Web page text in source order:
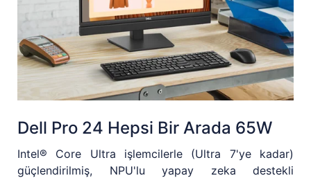
Dell Pro 24 Hepsi Bir Arada 65W
Intel® Core Ultra işlemcilerle (Ultra 7'ye kadar)
güçlendirilmiş, NPU'lu yapay zeka destekli